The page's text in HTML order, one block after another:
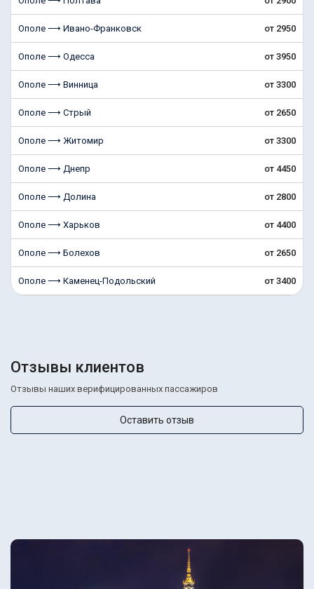
Ополе ⟶ Ивано-Франковск от 2950
Ополе ⟶ Одесса от 3950
Ополе ⟶ Винница от 3300
Ополе ⟶ Стрый от 2650
Ополе ⟶ Житомир от 3300
Ополе ⟶ Днепр от 4450
Ополе ⟶ Долина от 2800
Ополе ⟶ Харьков от 4400
Ополе ⟶ Болехoв от 2650
Ополе ⟶ Каменец-Подольский от 3400
Отзывы клиентов
Отзывы наших верифицированных пассажиров
Оставить отзыв